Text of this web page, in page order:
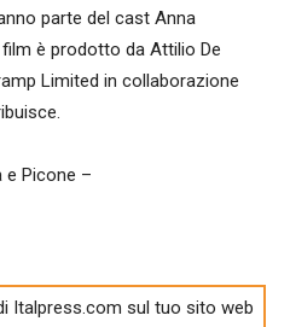
parte del cast Anna
è prodotto da Attilio De
Limited in collaborazione
Picone –
Italpress.com sul tuo sito web